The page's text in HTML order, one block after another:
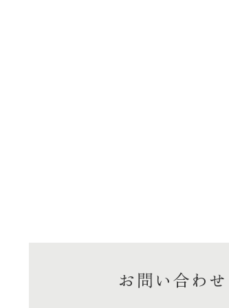
お問い合わせ